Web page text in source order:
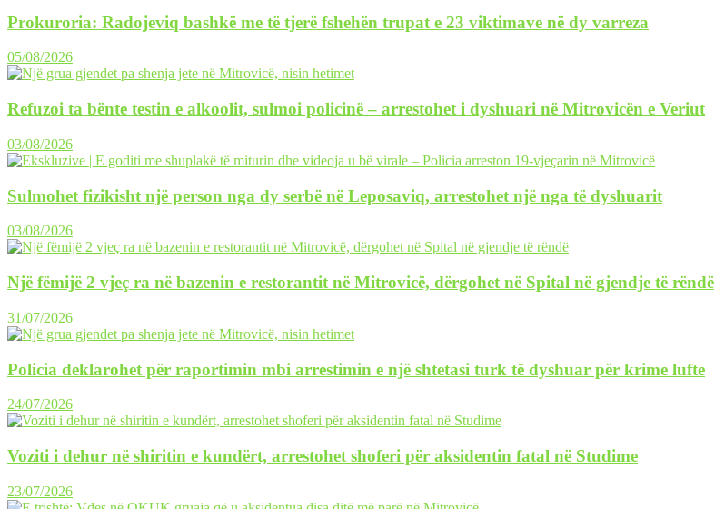
Prokuroria: Radojeviq bashkë me të tjerë fshehën trupat e 23 viktimave në dy varreza
05/08/2026
Refuzoi ta bënte testin e alkoolit, sulmoi policinë – arrestohet i dyshuari në Mitrovicën e Veriut
03/08/2026
Sulmohet fizikisht një person nga dy serbë në Leposaviq, arrestohet një nga të dyshuarit
03/08/2026
Një fëmijë 2 vjeç ra në bazenin e restorantit në Mitrovicë, dërgohet në Spital në gjendje të rëndë
31/07/2026
Policia deklarohet për raportimin mbi arrestimin e një shtetasi turk të dyshuar për krime lufte
24/07/2026
Voziti i dehur në shiritin e kundërt, arrestohet shoferi për aksidentin fatal në Studime
23/07/2026